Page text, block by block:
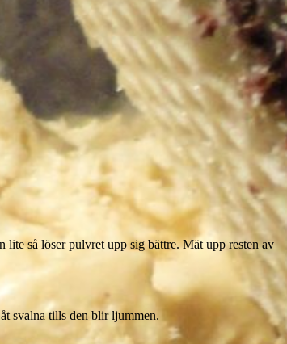
så löser pulvret upp sig bättre. Mät upp resten av
svalna tills den blir ljummen.